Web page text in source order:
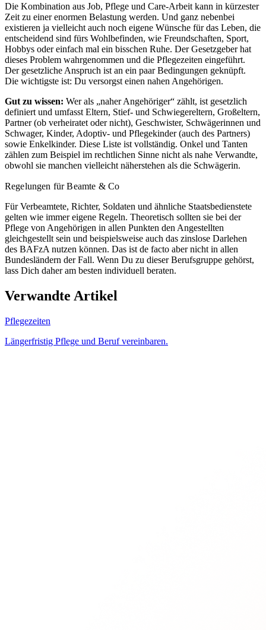
Die Kombination aus Job, Pflege und Care-Arbeit kann in kürzester
Zeit zu einer enormen Belastung werden. Und ganz nebenbei
existieren ja vielleicht auch noch eigene Wünsche für das Leben, die
entscheidend sind fürs Wohlbefinden, wie Freundschaften, Sport,
Hobbys oder einfach mal ein bisschen Ruhe. Der Gesetzgeber hat
dieses Problem wahrgenommen und die Pflegezeiten eingeführt.
Der gesetzliche Anspruch ist an ein paar Bedingungen geknüpft.
Die wichtigste ist: Du versorgst einen nahen Angehörigen.
Gut zu wissen: Wer als „naher Angehöriger“ zählt, ist gesetzlich
definiert und umfasst Eltern, Stief- und Schwiegereltern, Großeltern,
Partner (ob verheiratet oder nicht), Geschwister, Schwägerinnen und
Schwager, Kinder, Adoptiv- und Pflegekinder (auch des Partners)
sowie Enkelkinder. Diese Liste ist vollständig. Onkel und Tanten
zählen zum Beispiel im rechtlichen Sinne nicht als nahe Verwandte,
obwohl sie manchen vielleicht näherstehen als die Schwägerin.
Regelungen für Beamte & Co
Für Verbeamtete, Richter, Soldaten und ähnliche Staatsbedienstete
gelten wie immer eigene Regeln. Theoretisch sollten sie bei der
Pflege von Angehörigen in allen Punkten den Angestellten
gleichgestellt sein und beispielsweise auch das zinslose Darlehen
des BAFzA nutzen können. Das ist de facto aber nicht in allen
Bundesländern der Fall. Wenn Du zu dieser Berufsgruppe gehörst,
lass Dich daher am besten individuell beraten.
Verwandte Artikel
Pflegezeiten
Längerfristig Pflege und Beruf vereinbaren.